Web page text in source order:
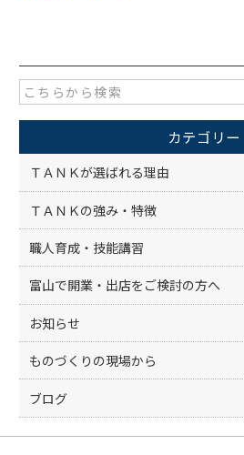
e
b
o
o
k
er
カテゴリー
ＴＡＮＫが選ばれる理由
ＴＡＮＫの強み・特徴
職人育成・技能講習
富山で開業・出店をご検討の方へ
お知らせ
ものづくりの現場から
ブログ